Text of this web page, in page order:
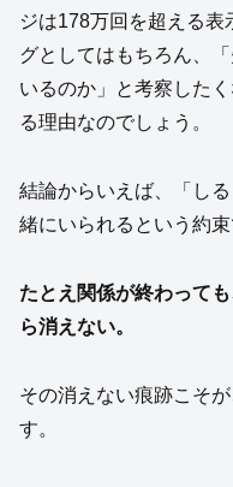
ジは178万回を超える
グとしてはもちろん、
いるのか」と考察した
る理由なのでしょう。
結論からいえば、「し
緒にいられるという約束
たとえ関係が終わって
ら消えない。
その消えない痕跡こそ
す。